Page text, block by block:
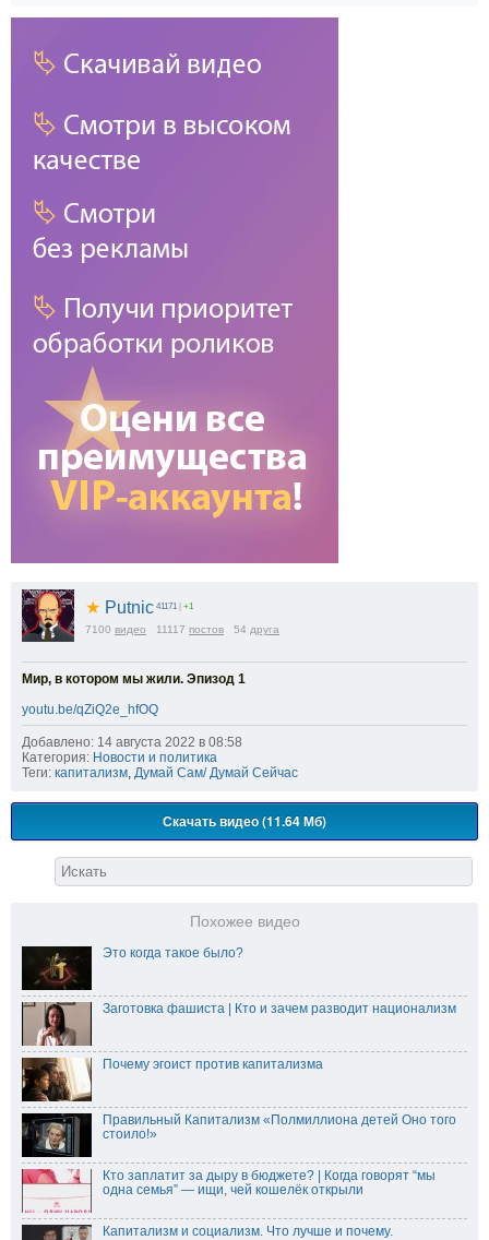
★ Putnic 41171 | +1
7100 видео 11117 постов 54 друга
Мир, в котором мы жили. Эпизод 1
youtu.be/qZiQ2e_hfOQ
Добавлено: 14 августа 2022 в 08:58
Категория: Новости и политика
Теги: капитализм Думай Сам/ Думай Сейчас
Скачать видео (11.64 Мб)
Похожее видео
Это когда такое было?
Заготовка фашиста | Кто и зачем разводит национализм
Почему эгоист против капитализма
Правильный Капитализм «Полмиллиона детей Оно того
стоило!»
Кто заплатит за дыру в бюджете? | Когда говорят “мы
одна семья” — ищи, чей кошелёк открыли
Капитализм и социализм. Что лучше и почему.